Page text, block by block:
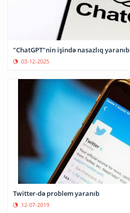
"ChatGPT"nin işində nasazlıq yaranıb
03-12-2025
Twitter-də problem yaranıb
12-07-2019